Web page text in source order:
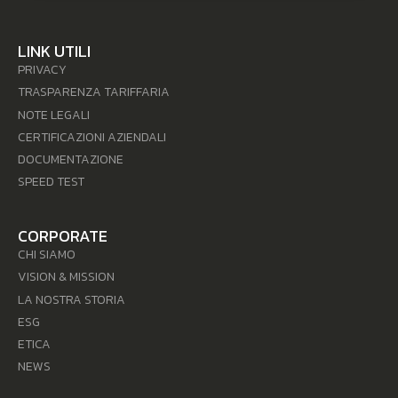
LINK UTILI
PRIVACY
TRASPARENZA TARIFFARIA
NOTE LEGALI
CERTIFICAZIONI AZIENDALI
DOCUMENTAZIONE
SPEED TEST
CORPORATE
CHI SIAMO
VISION & MISSION
LA NOSTRA STORIA
ESG
ETICA
NEWS